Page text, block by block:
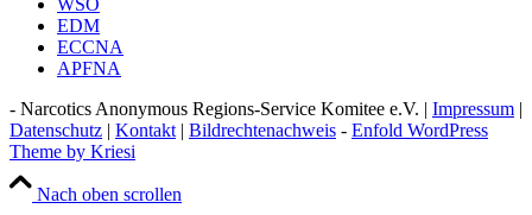
WSO
EDM
ECCNA
APFNA
- Narcotics Anonymous Regions-Service Komitee e.V. | Impressum |
Datenschutz | Kontakt | Bildrechtenachweis - Enfold WordPress
Theme by Kriesi
Nach oben scrollen